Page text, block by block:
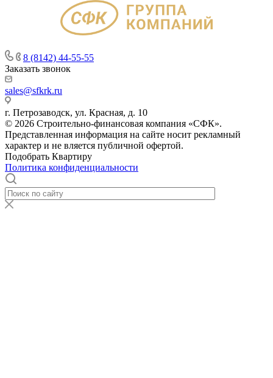
8 (8142) 44-55-55
Заказать звонок
sales@sfkrk.ru
г. Петрозаводск, ул. Красная, д. 10
© 2026 Строительно-финансовая компания «СФК».
Представленная информация на сайте носит рекламный
характер и не вляется публичной офертой.
Подобрать Квартиру
Политика конфиденциальности